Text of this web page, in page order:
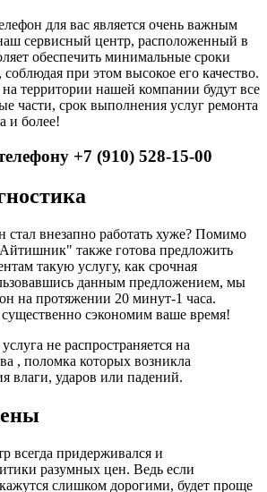
для вас является очень важным
сервисный центр, расположенный в
обеспечить минимальные сроки
при этом высокое его качество.
территории нашей компании будут все
части, срок выполнения услуг ремонта
и более!
+7 (910) 528-15-00
стал внезапно работать хуже? Помимо
также готова предложить
такую услугу, как срочная
данным предложением, мы
на протяжении 20 минут-1 часа.
сэкономим ваше время!
не распространяется на
, поломка которых возникла
влаги, ударов или падений.
всегда придерживался и
разумных цен. Ведь если
слишком дорогими, будет проще